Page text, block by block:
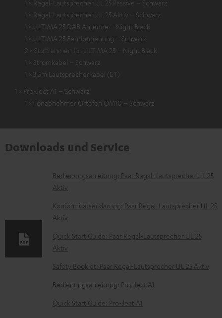
1 × Regal-Lautsprecher UL 25 Passive – Schwarz
1 × Regal-Lautsprecher UL 25 Aktiv – Schwarz
1 × ULTIMA 25 DAB Antenne – Night Black
1 × ULTIMA 25 Fernbedienung – Schwarz
2 × Stoffrahmen für ULTIMA 25 – Night Black
1 × Stromkabel – Schwarz
1 × 3,5m Lautsprecherkabel (ET)
1 × Pro-Ject A1 – Schwarz
1 × Tonabnehmer Ortofon OM10 – Schwarz
Downloads und Service
D
o
k
u
m
e
n
t
z
Bedienungsanleitung: Paar Regal-Lautsprecher UL 25
Aktiv
Konformitätserklärung: Paar Regal-Lautsprecher UL 25
Aktiv
Quick Start Guide: Paar Regal-Lautsprecher UL 25
Aktiv
Safety Booklet: Paar Regal-Lautsprecher UL 25 Aktiv
Bedienungsanleitung: Pro-Ject A1
Quick Start Guide: Pro-Ject A1